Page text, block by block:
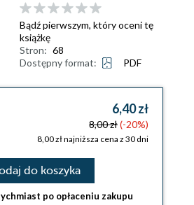
Bądź pierwszym, który oceni tę
książkę
Stron: 68
Dostępny format:
PDF
6,40 zł
8,00 zł(-20%)
8,00 zł najniższa cena z 30 dni
do koszyka
po opłaceniu zakupu